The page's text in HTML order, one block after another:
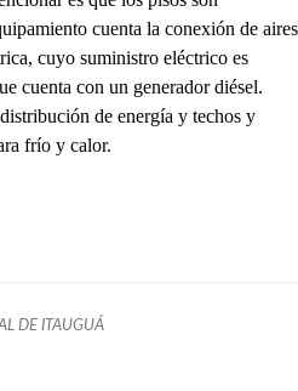
cuenta la conexión de aires
cuyo suministro eléctrico es
cuenta con un generador diésel.
de energía y techos y
frío y calor.
DE ITAUGUÁ